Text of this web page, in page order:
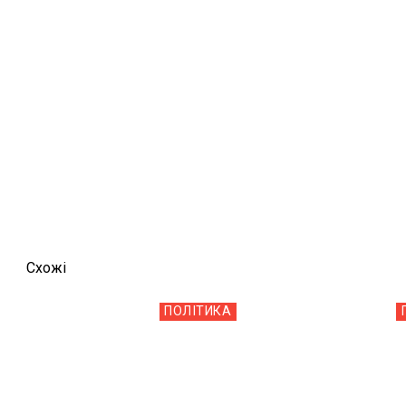
Схожi
ПОЛІТИКА